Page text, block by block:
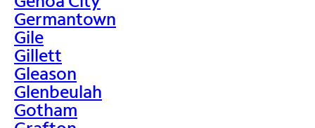
Germantown
Gile
Gillett
Gleason
Glenbeulah
Gotham